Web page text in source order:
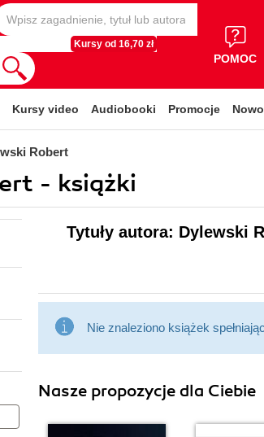
Kursy od 16,70 zł
POMOC
Kursy video Audiobooki Promocje
Robert
- książki
Tytuły autora: Dylewski
Nie znaleziono książek
Nasze propozycje dla Ciebie